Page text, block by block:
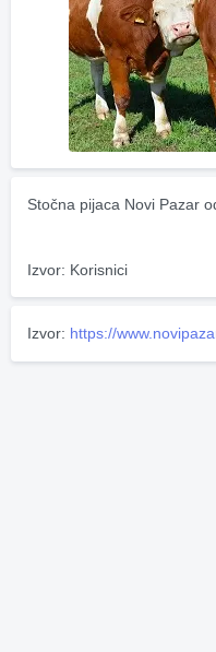
Stočna pijaca Novi Pazar
Izvor: Korisnici
Izvor: https://